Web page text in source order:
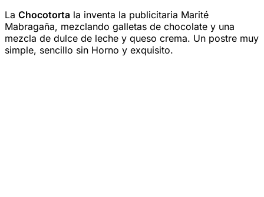
La Chocotorta la inventa la publicitaria Marité
Mabragaña, mezclando galletas de chocolate y una
mezcla de dulce de leche y queso crema. Un postre muy
simple, sencillo sin Horno y exquisito.